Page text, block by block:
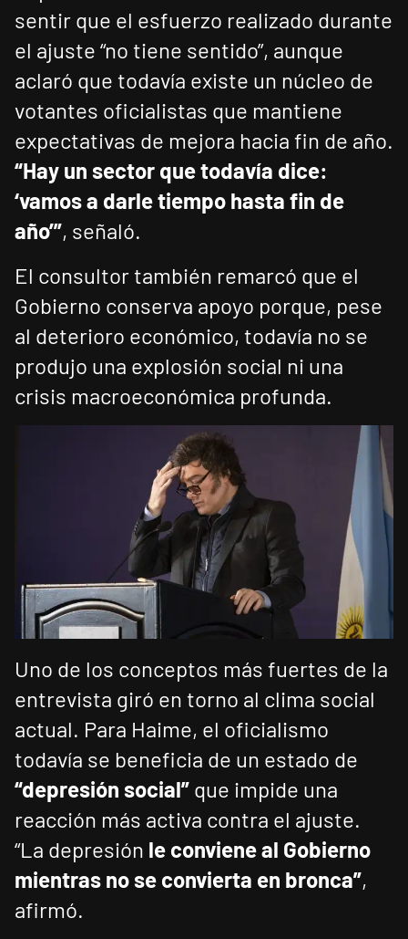
sentir que el esfuerzo realizado durante
el ajuste “no tiene sentido”, aunque
aclaró que todavía existe un núcleo de
votantes oficialistas que mantiene
expectativas de mejora hacia fin de año.
“Hay un sector que todavía dice:
‘vamos a darle tiempo hasta fin de
año’”, señaló.
El consultor también remarcó que el
Gobierno conserva apoyo porque, pese
al deterioro económico, todavía no se
produjo una explosión social ni una
crisis macroeconómica profunda.
Uno de los conceptos más fuertes de la
entrevista giró en torno al clima social
actual. Para Haime, el oficialismo
todavía se beneficia de un estado de
“depresión social” que impide una
reacción más activa contra el ajuste.
“La depresión le conviene al Gobierno
mientras no se convierta en bronca”,
afirmó.